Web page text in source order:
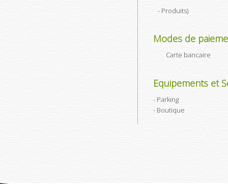
- Produits)
Modes de
Carte bancaire
Equipements et
Parking
Boutique